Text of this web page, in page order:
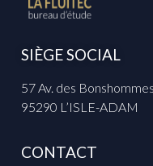
SIÈGE SOCIAL
57 Av. des Bonshommes
95290 L’ISLE-ADAM
CONTACT